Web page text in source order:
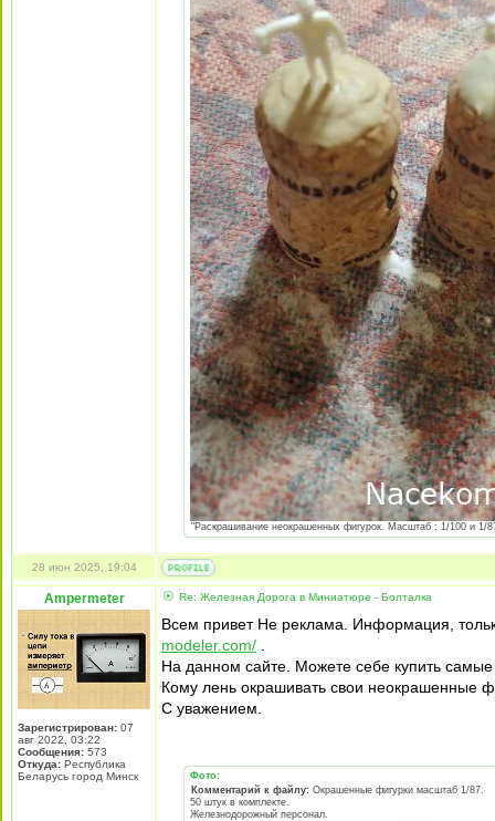
"Раскрашивание неокрашенных фигурок. Масштаб : 1/100 и 1/
28 июн 2025, 19:04
Ampermeter
Зарегистрирован: 07
авг 2022, 03:22
Сообщения: 573
Откуда: Республика
Беларусь город Минск
Re: Железная Дорога в Миниатюре - Болталка
Всем привет Не реклама. Информация,
modeler.com/
На данном сайте. Можете себе купить
Кому лень окрашивать свои неокрашенные
С уважением.
Фото:
Комментарий к файлу: Окрашенные фигурки масштаб 1/87.
50 штук в комплекте.
Железнодорожный персонал.